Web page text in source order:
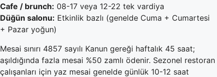
Cafe / brunch: 08-17 veya 12-22 tek vardiya
Düğün salonu: Etkinlik bazlı (genelde Cuma + Cumartesi
+ Pazar yoğun)
Mesai sınırı 4857 sayılı Kanun gereği haftalık 45 saat;
aşıldığında fazla mesai %50 zamlı ödenir. Sezonel restoran
çalışanları için yaz mesai genelde günlük 10-12 saat